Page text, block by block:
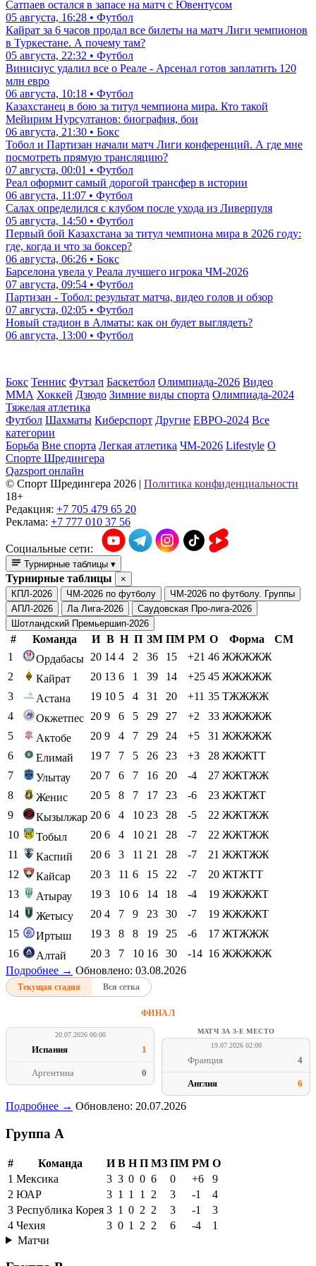
Сатпаев остался в запасе на матч с Ювентусом
05 августа, 16:28 • Футбол
Кайрат за 6 часов продал все билеты на матч Лиги чемпионов
в Туркестане. А почему там?
05 августа, 22:32 • Футбол
Винисиус удалил все о Реале - Арсенал готов заплатить 120
млн евро
06 августа, 10:18 • Футбол
Казахстанец в бою за титул чемпиона мира. Кто такой
Мейирим Нурсултанов: биография, бои
06 августа, 21:30 • Бокс
Тобол и Партизан начали матч Лиги конференций. А где мне
посмотреть прямую трансляцию?
07 августа, 00:01 • Футбол
Реал оформит самый дорогой трансфер в истории
06 августа, 11:07 • Футбол
Салах определился с клубом после ухода из Ливерпуля
05 августа, 14:50 • Футбол
Первый бой Казахстана за титул чемпиона мира в 2026 году:
где, когда и что за боксер?
06 августа, 06:26 • Бокс
Барселона увела у Реала лучшего игрока ЧМ-2026
07 августа, 09:54 • Футбол
Партизан - Тобол: результат матча, видео голов и обзор
07 августа, 02:05 • Футбол
Новый стадион в Алматы: как он будет выглядеть?
06 августа, 13:00 • Футбол
Бокс Теннис Футзал Баскетбол Олимпиада-2026 Видео
ММА Хоккей Дзюдо Зимние виды спорта Олимпиада-2024
Тяжелая атлетика
Футбол Шахматы Киберспорт Другие ЕВРО-2024 Все
категории
Борьба Вне спорта Легкая атлетика ЧМ-2026 Lifestyle О
Спорте Шредингера
Qazsport онлайн
© Cпорт Шредингера 2026 | Политика конфиденциальности
18+
Редакция: +7 705 479 65 20
Реклама: +7 777 010 37 56
Социальные сети:
Турнирные таблицы ▾
Турнирные таблицы
×
КПЛ-2026
ЧМ-2026 по футболу
ЧМ-2026 по футболу. Группы
АПЛ-2026
Ла Лига-2026
Саудовская Про-лига-2026
Шотландский Премьершип-2026
# Команда И В Н П ЗМ ПМ РМ О Форма
СМ
1
Ордабасы 20 14 4 2 36 15 +21 46 ЖЖЖЖЖ
2
Кайрат 20 13 6 1 39 14 +25 45 ЖЖЖЖЖ
3
Астана 19 10 5 4 31 20 +11 35 ТЖЖЖЖ
4
Окжетпес 20 9 6 5 29 27 +2 33 ЖЖЖЖЖ
5
Актобе 20 9 4 7 29 24 +5 31 ЖЖЖЖЖ
6
Елимай 19 7 7 5 26 23 +3 28 ЖЖЖТТ
7
Улытау 20 7 6 7 16 20 -4 27 ЖЖТЖЖ
8
Женис 20 5 8 7 17 23 -6 23 ЖЖТЖТ
9
Кызылжар 20 6 4 10 23 28 -5 22 ЖЖТЖЖ
10
Тобыл 20 6 4 10 21 28 -7 22 ЖЖТЖЖ
11
Каспий 20 6 3 11 21 28 -7 21 ЖЖТЖЖ
12
Кайсар 20 3 11 6 15 22 -7 20 ЖТЖТТ
13
Атырау 19 3 10 6 14 18 -4 19 ЖЖЖЖТ
14
Жетысу 20 4 7 9 23 30 -7 19 ЖЖЖЖТ
15
Иртыш 19 3 8 8 19 25 -6 17 ЖТЖЖЖ
16
Алтай 20 3 7 10 16 30 -14 16 ЖЖЖЖЖ
Подробнее → Обновлено: 03.08.2026
Текущая стадия Вся сетка
ФИНАЛ
20.07.2026 00:00
Испания 1
Аргентина 0
МАТЧ ЗА 3-Е МЕСТО
19.07.2026 02:00
Франция 4
Англия 6
Подробнее → Обновлено: 20.07.2026
Группа A
# Команда И В Н П МЗ ПМ РМ О
1 Мексика 3 3 0 0 6 0 +6
9
2 ЮАР 3 1 1 1 2 3 -1
4
3 Республика Корея 3 1 0 2 2 3 -1
3
4 Чехия 3 0 1 2 2 6 -4
1
Матчи